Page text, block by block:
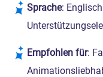
Sprache:
Empfohlen für: